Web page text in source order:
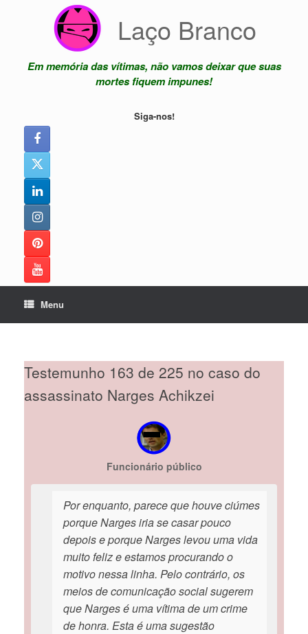
Laço Branco
Em memória das vítimas, não vamos deixar que suas
mortes fiquem impunes!
Siga-nos!
Menu
Testemunho 163 de 225 no caso do
assassinato Narges Achikzei
Funcionário público
Por enquanto, parece que houve ciúmes
porque Narges iria se casar pouco
depois e porque Narges levou uma vida
muito feliz e estamos procurando o
motivo nessa linha. Pelo contrário, os
meios de comunicação social sugerem
que Narges é uma vítima de um crime
de honra. Esta é uma sugestão